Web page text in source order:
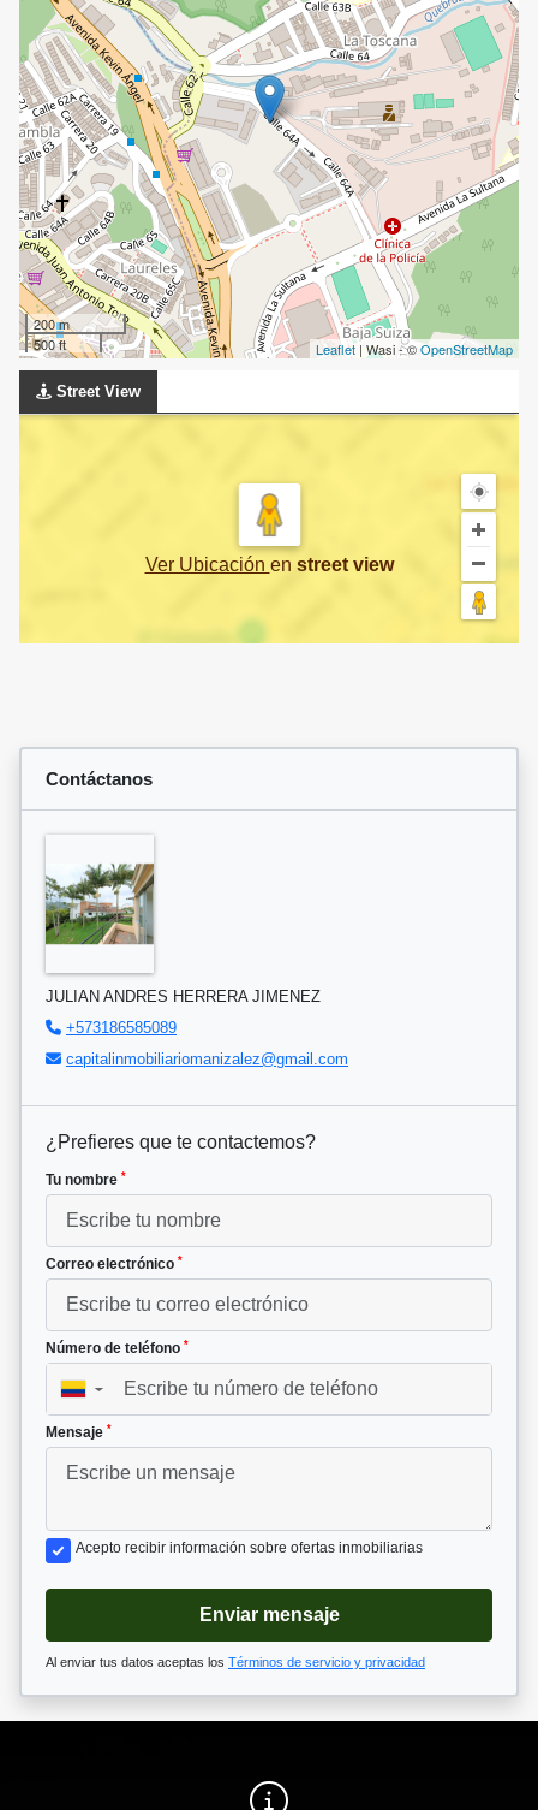
200 m
500 ft
Leaflet| Wasi - ©OpenStreetMap
Street View
Ver Ubicación en street view
Contáctanos
JULIAN ANDRES HERRERA JIMENEZ
+573186585089
capitalinmobiliariomanizalez@gmail.com
¿Prefieres que te contactemos?
Tu nombre *
Correo electrónico *
Número de teléfono *
▼
Mensaje *
Acepto recibir información sobre ofertas inmobiliarias
Enviar mensaje
Al enviar tus datos aceptas los Términos de servicio y privacidad